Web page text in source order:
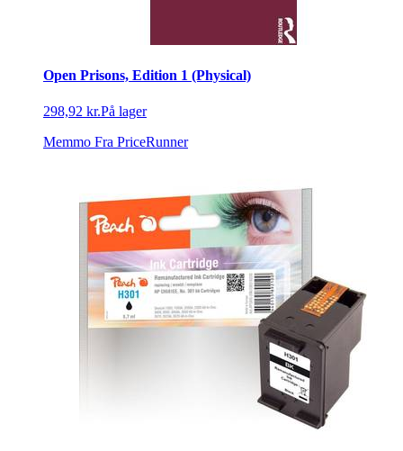
Open Prisons, Edition 1 (Physical)
298,92 kr.På lager
Memmo Fra PriceRunner